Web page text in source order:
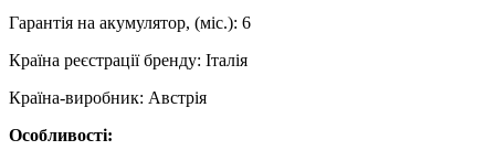
Гарантія на акумулятор, (міс.): 6
Країна реєстрації бренду: Італія
Країна-виробник: Австрія
Особливості: